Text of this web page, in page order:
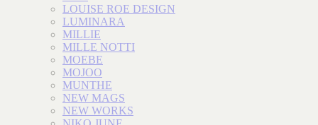
LOUISE ROE DESIGN
LUMINARA
MILLIE
MILLE NOTTI
MOEBE
MOJOO
MUNTHE
NEW MAGS
NEW WORKS